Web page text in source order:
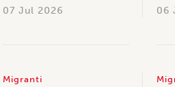
07 Jul 2026 06
Migranti